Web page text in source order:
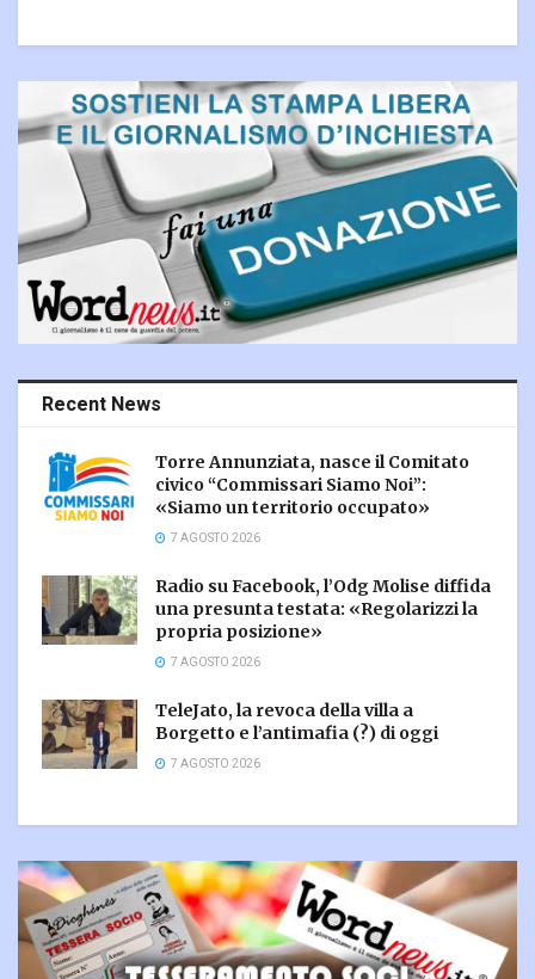
Recent News
Torre Annunziata, nasce il Comitato
civico “Commissari Siamo Noi”:
«Siamo un territorio occupato»
7 AGOSTO 2026
Radio su Facebook, l’Odg Molise diffida
una presunta testata: «Regolarizzi la
propria posizione»
7 AGOSTO 2026
TeleJato, la revoca della villa a
Borgetto e l’antimafia (?) di oggi
7 AGOSTO 2026